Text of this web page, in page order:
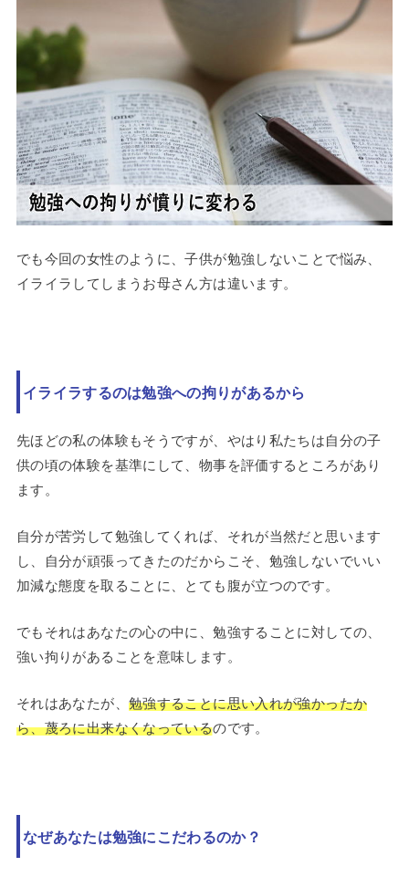
でも今回の女性のように、子供が勉強しないことで悩み、
イライラしてしまうお母さん方は違います。
イライラするのは勉強への拘りがあるから
先ほどの私の体験もそうですが、やはり私たちは自分の子
供の頃の体験を基準にして、物事を評価するところがあり
ます。
自分が苦労して勉強してくれば、それが当然だと思います
し、自分が頑張ってきたのだからこそ、勉強しないでいい
加減な態度を取ることに、とても腹が立つのです。
でもそれはあなたの心の中に、勉強することに対しての、
強い拘りがあることを意味します。
それはあなたが、 勉強することに思い入れが強かったか
ら、蔑ろに出来なくなっているのです。
なぜあなたは勉強にこだわるのか？